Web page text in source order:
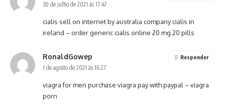
30 de julho de 2021 às 17:47
cialis sell on internet by australia companycialis in
ireland – order generic cialis online 20 mg 20 pills
RonaldGowep
1 de agosto de 2021 às 16:27
viagra for men purchase viagra pay with paypal – viagra
porn
Responder